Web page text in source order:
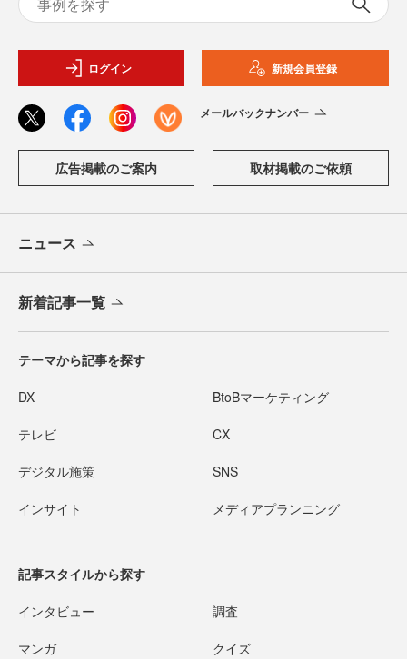
ログイン 新規会員登録
メールバックナンバー
広告掲載のご案内 取材掲載のご依頼
ニュース
新着記事一覧
テーマから記事を探す
DX BtoBマーケティング
テレビ CX
デジタル施策 SNS
インサイト メディアプランニング
記事スタイルから探す
インタビュー 調査
マンガ クイズ